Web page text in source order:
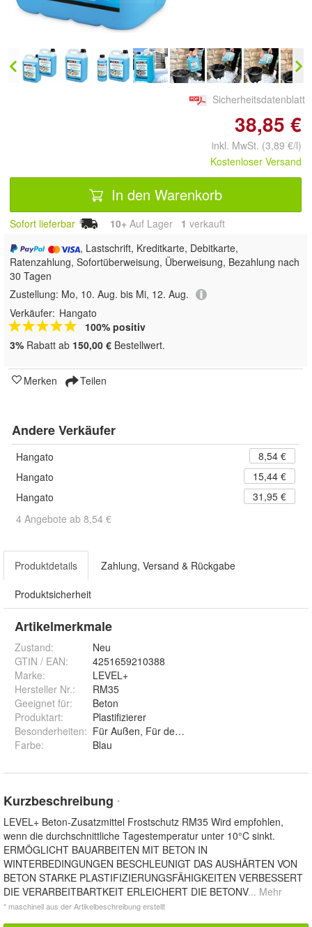
Sicherheitsdatenblatt
38,85 €
inkl. MwSt. (3,89 €/l)
Kostenloser Versand
In den Warenkorb
Sofort lieferbar 10+ Auf Lager 1 verkauft
, Lastschrift, Kreditkarte, Debitkarte,
Ratenzahlung, Sofortüberweisung, Überweisung, Bezahlung nach
30 Tagen
Zustellung: Mo, 10. Aug. bis Mi, 12. Aug.
Verkäufer: Hangato
100% positiv
3% Rabatt ab 150,00 € Bestellwert.
Merken Teilen
Andere Verkäufer
Hangato
8,54 €
Hangato
15,44 €
Hangato
31,95 €
4 Angebote ab 8,54 €
Produktdetails Zahlung, Versand & Rückgabe
Produktsicherheit
Artikelmerkmale
Zustand:
Neu
GTIN / EAN:
4251659210388
Marke:
LEVEL+
Hersteller Nr.:
RM35
Geeignet für:
Beton
Produktart:
Plastifizierer
Besonderheiten: Für Außen, Für den Innenbereich
Farbe: Blau
Kurzbeschreibung *
LEVEL+ Beton-Zusatzmittel Frostschutz RM35 Wird empfohlen,
wenn die durchschnittliche Tagestemperatur unter 10°C sinkt.
ERMÖGLICHT BAUARBEITEN MIT BETON IN
WINTERBEDINGUNGEN BESCHLEUNIGT DAS AUSHÄRTEN VON
BETON STARKE PLASTIFIZIERUNGSFÄHIGKEITEN VERBESSERT
DIE VERARBEITBARTKEIT ERLEICHERT DIE BETONV... Mehr
* maschinell aus der Artikelbeschreibung erstellt